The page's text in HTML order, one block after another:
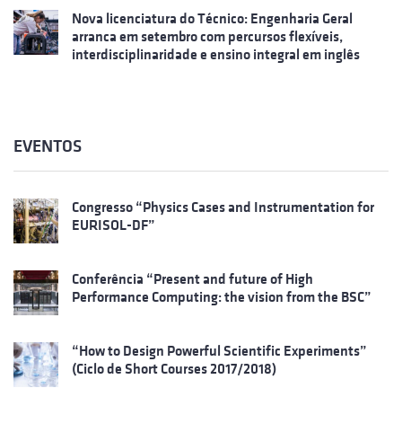
Nova licenciatura do Técnico: Engenharia Geral
arranca em setembro com percursos flexíveis,
interdisciplinaridade e ensino integral em inglês
EVENTOS
Congresso “Physics Cases and Instrumentation for
EURISOL-DF”
Conferência “Present and future of High
Performance Computing: the vision from the BSC”
“How to Design Powerful Scientific Experiments”
(Ciclo de Short Courses 2017/2018)